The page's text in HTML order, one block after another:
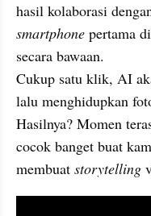
smartphone pertama
secara bawaan.
Cukup satu klik, AI
lalu menghidupkan
Hasilnya? Momen
cocok banget buat
membuat storytelling